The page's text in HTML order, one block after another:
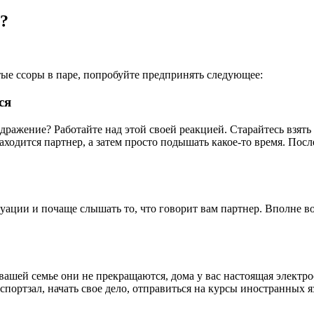
ссоры в паре, попробуйте предпринять следующее:
Работайте над этой своей реакцией. Старайтесь
партнер, а затем просто подышать какое-то время.
и почаще слышать то, что говорит вам партнер. Вполне
семье они не прекращаются, дома у вас настоящая
начать свое дело, отправиться на курсы иностранных